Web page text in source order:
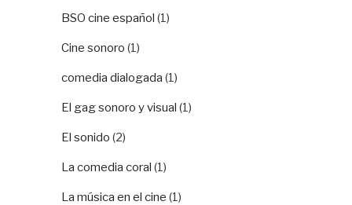
BSO cine español (1)
Cine sonoro (1)
comedia dialogada (1)
El gag sonoro y visual (1)
El sonido (2)
La comedia coral (1)
La música en el cine (1)